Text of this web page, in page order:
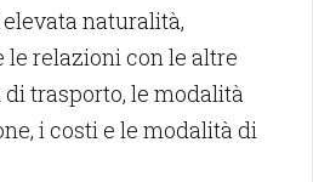
naturalità,
le relazioni con le altre
trasporto, le modalità
i costi e le modalità di